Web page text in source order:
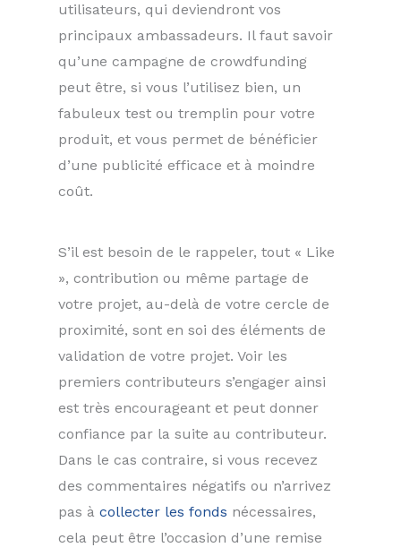
utilisateurs, qui deviendront vos
principaux ambassadeurs. Il faut savoir
qu’une campagne de crowdfunding
peut être, si vous l’utilisez bien, un
fabuleux test ou tremplin pour votre
produit, et vous permet de bénéficier
d’une publicité efficace et à moindre
coût.
S’il est besoin de le rappeler, tout « Like
», contribution ou même partage de
votre projet, au-delà de votre cercle de
proximité, sont en soi des éléments de
validation de votre projet. Voir les
premiers contributeurs s’engager ainsi
est très encourageant et peut donner
confiance par la suite au contributeur.
Dans le cas contraire, si vous recevez
des commentaires négatifs ou n’arrivez
pas à collecter les fonds nécessaires,
cela peut être l’occasion d’une remise